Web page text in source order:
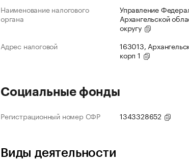
Наименование налогового
органа
Управление
Архангельской
округу
Адрес налоговой
163013,
корп 1
Социальные фонды
Регистрационный номер СФР 1343328652
Виды деятельности